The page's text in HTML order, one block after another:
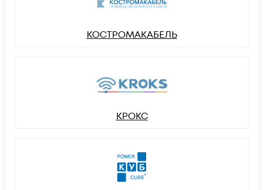
КОСТРОМАКАБЕЛЬ
КРОКС